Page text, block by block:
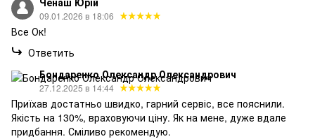
09.01.2026 в 18:06
Все Ок!
Ответить
Бондаренко Олександр Олександрович
27.12.2025 в 14:44
Приїхав достатньо швидко, гарний сервіс, все пояснили.
Якість на 130%, враховуючи ціну. Як на мене, дуже вдале
придбання. Сміливо рекомендую.